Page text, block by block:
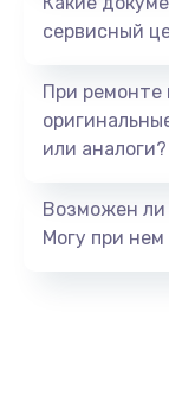
сервисный
При ремонте
или аналоги?
Возможен ли
Могу при